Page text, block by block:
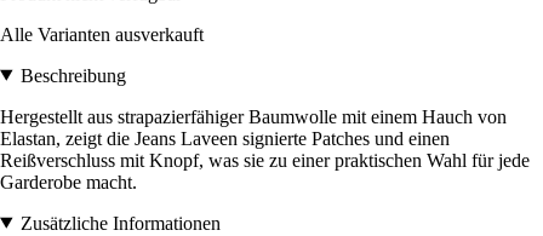
Alle Varianten ausverkauft
Beschreibung
Hergestellt aus strapazierfähiger Baumwolle mit einem Hauch von
Elastan, zeigt die Jeans Laveen signierte Patches und einen
Reißverschluss mit Knopf, was sie zu einer praktischen Wahl für jede
Garderobe macht.
Zusätzliche Informationen